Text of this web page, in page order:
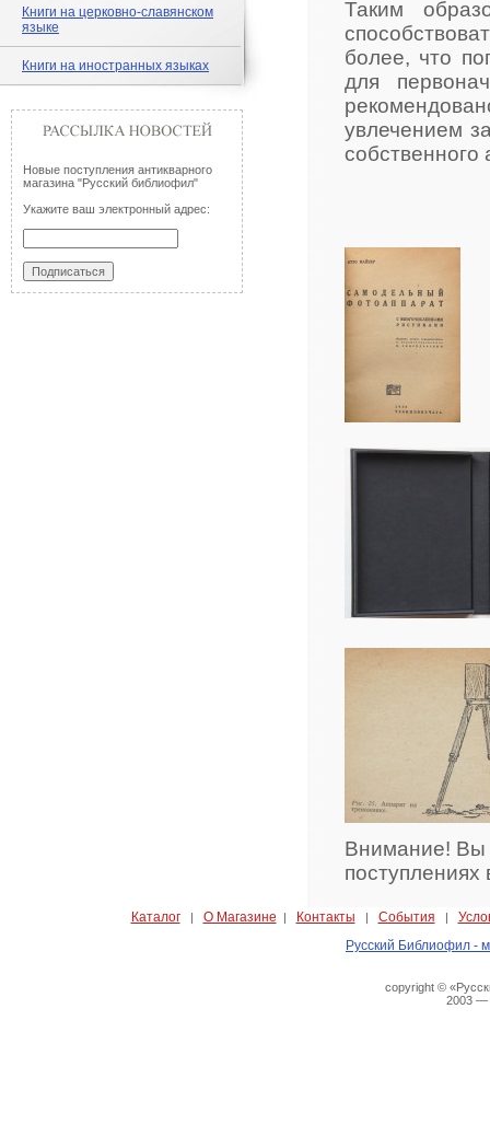
Книги на церковно-славянском
языке
Книги на иностранных языках
Новые поступления антикварного
магазина "Русский библиофил"
Укажите ваш электронный адрес:
Таким
более, что
для
увлечением
собственного
Внимание! Вы
Каталог| О Магазине | Контакты | События |
Русский Библиофил -
copyright ©
2003 —